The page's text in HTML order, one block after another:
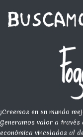
¡Creemos en un mundo
Generamos valor a
económica vinculados al